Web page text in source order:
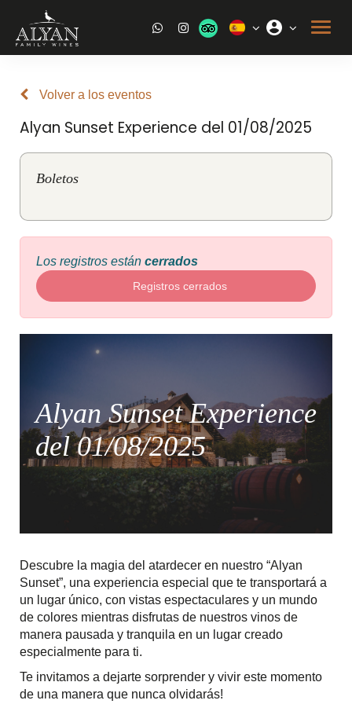
Volver a los eventos
Alyan Sunset Experience del 01/08/2025
Boletos
Los registros están cerrados
Registros cerrados
Alyan Sunset Experience
del 01/08/2025
Descubre la magia del atardecer en nuestro “Alyan
Sunset”, una experiencia especial que te transportará a
un lugar único, con vistas espectaculares y un mundo
de colores mientras disfrutas de nuestros vinos de
manera pausada y tranquila en un lugar creado
especialmente para ti.
Te invitamos a dejarte sorprender y vivir este momento
de una manera que nunca olvidarás!